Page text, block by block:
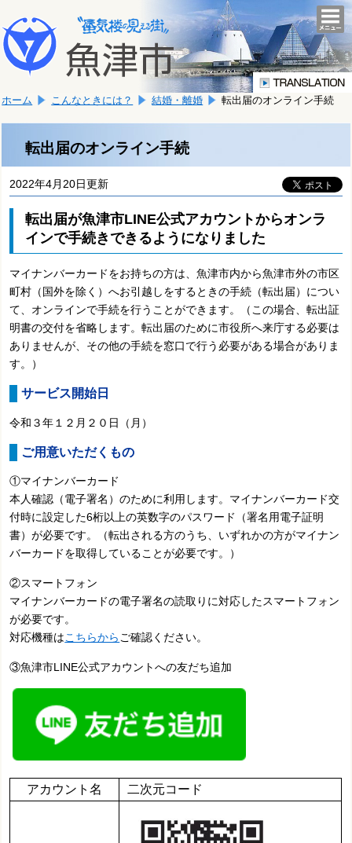
文
へ
移
ま
す。
こ
か
文
ホーム こんなときには？ 結婚・離婚 転出届のオンライン手続
転出届のオンライン手続
2022年4月20日更新
転出届が魚津市LINE公式アカウントからオンラ
インで手続きできるようになりました
マイナンバーカードをお持ちの方は、魚津市内から魚津市外の市区
町村（国外を除く）へお引越しをするときの手続（転出届）につい
て、オンラインで手続を行うことができます。（この場合、転出証
明書の交付を省略します。転出届のために市役所へ来庁する必要は
ありませんが、その他の手続を窓口で行う必要がある場合がありま
す。）
サービス開始日
令和３年１２月２０日（月）
ご用意いただくもの
①マイナンバーカード
本人確認（電子署名）のために利用します。 マイナンバーカード交
付時に設定した6桁以上の英数字のパスワード（署名用電子証明
書）が必要です。（転出される方のうち、いずれかの方がマイナン
バーカードを取得していることが必要です。）
②スマートフォン
マイナンバーカードの電子署名の読取りに対応したスマートフォン
が必要です。
対応機種はこちらから ご確認ください。
③魚津市LINE公式アカウントへの友だち追加
アカウント名 二次元コード